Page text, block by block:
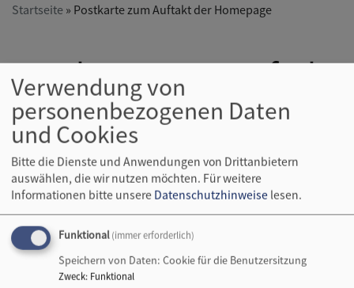
Startseite Postkarte zum Auftakt der Homepage
Postkarte zum Auftakt
der Homepage
Wirkstatt Evangelisch
Die "Church of England"
hat sich schon 2014 auf
den Weg gemacht und
zum Thema "Singles"
gestartet. Ausgangspunkt
Verwendung von
personenbezogenen Daten
und Cookies
Bitte die Dienste und Anwendungen von Drittanbietern
auswählen, die wir nutzen möchten. Für weitere
Informationen bitte unsere Datenschutzhinweise lesen.
Funktional(immer erforderlich)
Speichern von Daten: Cookie für die Benutzersitzung
Zweck: Funktional